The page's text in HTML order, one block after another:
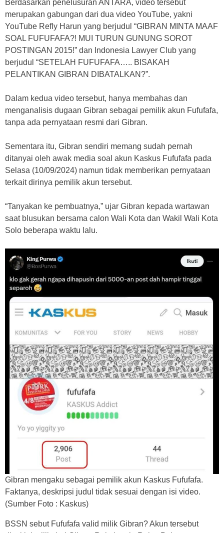
Berdasarkan penelusuran ANTARA, video tersebut
merupakan gabungan dari dua video YouTube, yakni
YouTube Refly Harun yang berjudul “GIBRAN MINTA MAAF
SOAL FUFUFAFA?! MUI TURUN GUNUNG SOROT
POSTINGAN 2015!” dan Indonesia Lawyer Club yang
berjudul “SETELAH FUFUFAFA….. BISAKAH
PELANTIKAN GIBRAN DIBATALKAN?”.
Dalam kedua video tersebut, hanya membahas dan
menganalisis dugaan Gibran sebagai pemilik akun Fufufafa,
tanpa ada pernyataan resmi dari Gibran.
Sementara itu, Gibran sendiri memang sudah pernah
ditanyai oleh awak media soal akun Kaskus Fufufafa pada
Selasa (10/09/2024) namun tidak memberikan pernyataan
terkait dirinya pemilik akun tersebut.
“Tanyakan ke pembuatnya,” ujar Gibran kepada wartawan
saat blusukan bersama calon Wali Kota dan Wakil Wali Kota
Solo beberapa waktu lalu.
Gibran mengaku sebagai pemilik akun Kaskus Fufufafa.
Faktanya, deskripsi judul tidak sesuai dengan isi video.
(Sumber Foto : Kaskus)
BSSN sebut Fufufafa valid milik Gibran? Akun tersebut